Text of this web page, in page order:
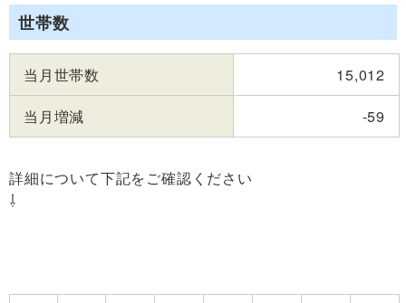
世帯数
当月世帯数
15,012
当月増減
-59
詳細について下記をご確認ください
⇩